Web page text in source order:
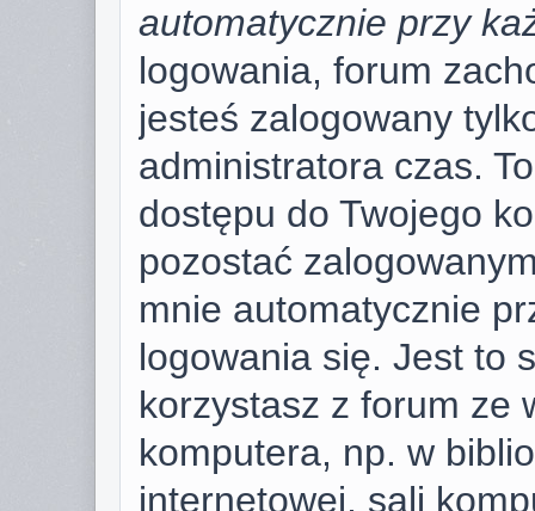
automatycznie przy
logowania, forum
jesteś zalogowany
administratora czas.
dostępu do Twojego
pozostać
mnie automatycznie
logowania się. Jest to
korzystasz z forum ze
komputera, np. w
internetowej, sali